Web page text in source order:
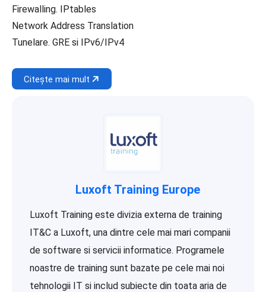
Firewalling. IPtables
Network Address Translation
Tunelare. GRE si IPv6/IPv4
Citește mai mult
Luxoft Training Europe
Luxoft Training este divizia externa de training
IT&C a Luxoft, una dintre cele mai mari companii
de software si servicii informatice. Programele
noastre de training sunt bazate pe cele mai noi
tehnologii IT si includ subiecte din toata aria de